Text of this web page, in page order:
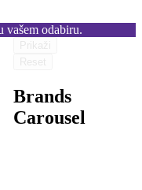
vašem odabiru.
Brands
Carousel